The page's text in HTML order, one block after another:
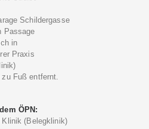
Schildergasse
Passage
in
Praxis
zu Fuß entfernt.
ÖPN:
Klinik (Belegklinik)